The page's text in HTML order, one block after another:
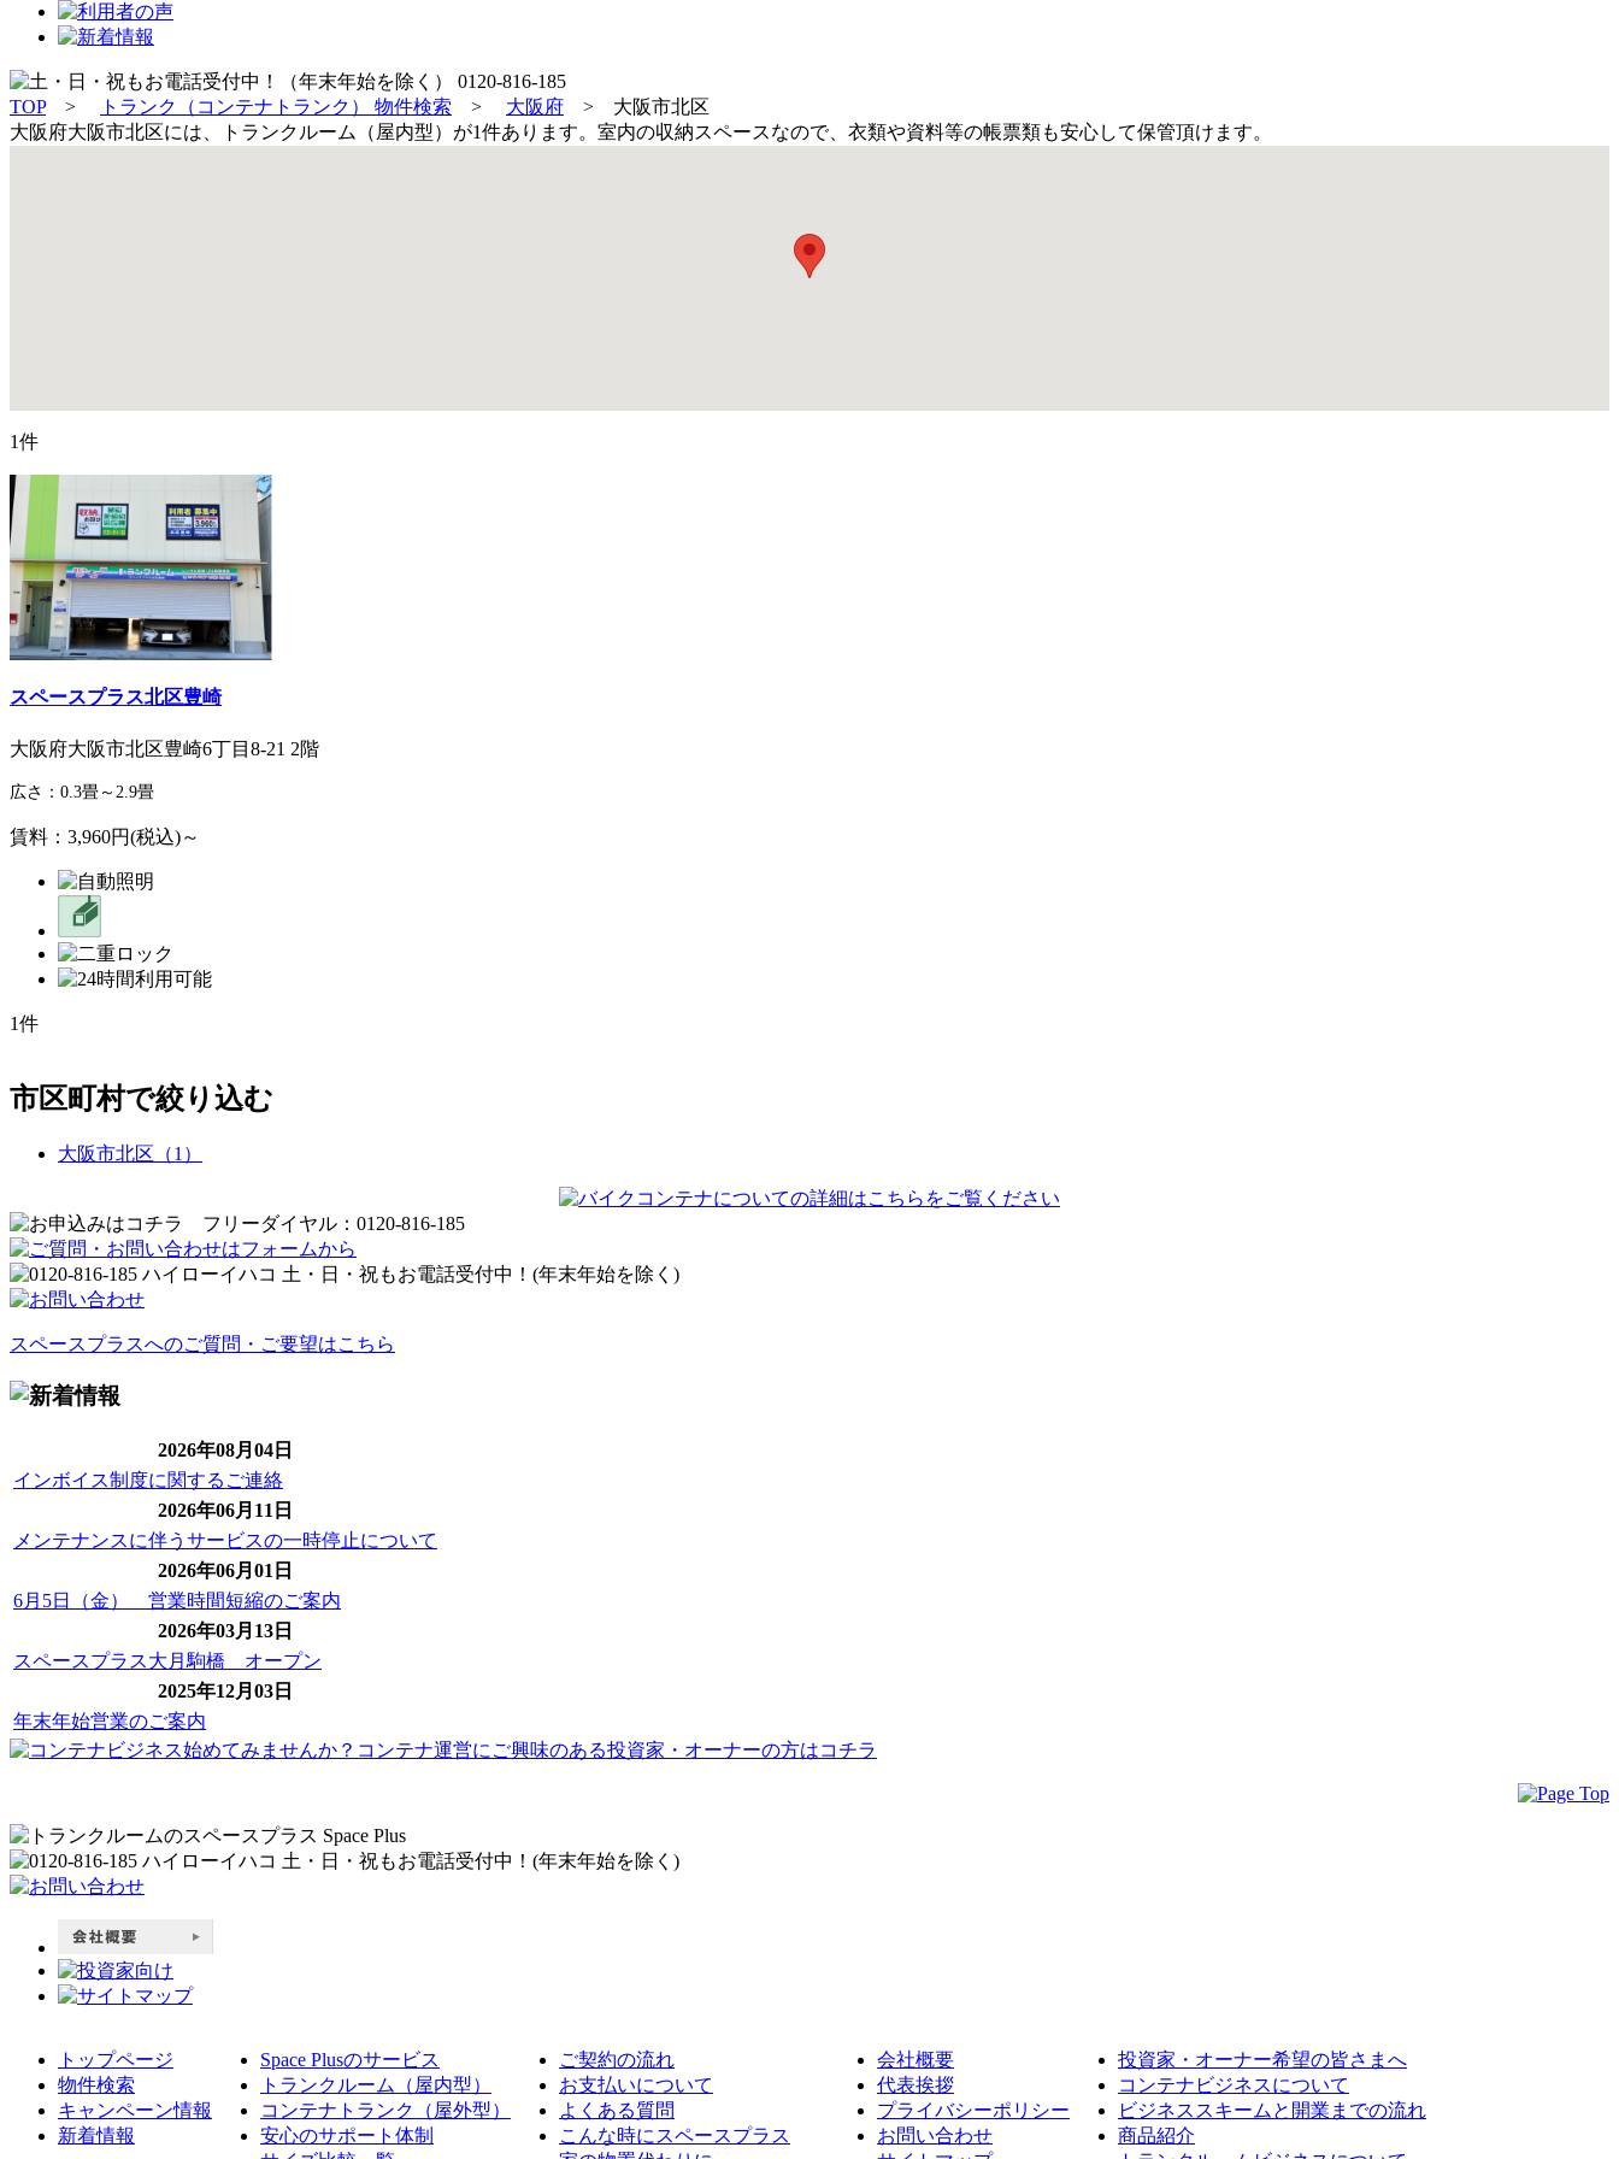
TOP> トランク（コンテナトランク） 物件検索 > 大阪府 > 大阪市北区
大阪府大阪市北区には、トランクルーム（屋内型）が1件あります。室内の収納スペースなので、衣類や資料等の帳票類も安心して保管頂けます。
1件
スペースプラス北区豊崎
大阪府大阪市北区豊崎6丁目8-21 2階
広さ：0.3畳～2.9畳
賃料：3,960円(税込)～
1件
市区町村で絞り込む
大阪市北区（1）
スペースプラスへのご質問・ご要望はこちら
2026年08月04日
インボイス制度に関するご連絡
2026年06月11日
メンテナンスに伴うサービスの一時停止について
2026年06月01日
6月5日（金） 営業時間短縮のご案内
2026年03月13日
スペースプラス大月駒橋 オープン
2025年12月03日
年末年始営業のご案内
トップページ
物件検索
キャンペーン情報
新着情報
Space Plusのサービス
トランクルーム（屋内型）
コンテナトランク（屋外型）
安心のサポート体制
ご契約の流れ
お支払いについて
よくある質問
こんな時にスペースプラス
会社概要
代表挨拶
プライバシーポリシー
お問い合わせ
投資家・オーナー希望の皆さまへ
コンテナビジネスについて
ビジネススキームと開業までの流れ
商品紹介